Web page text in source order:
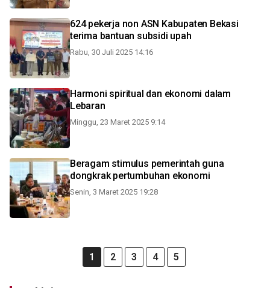
624 pekerja non ASN Kabupaten Bekasi
terima bantuan subsidi upah
Rabu, 30 Juli 2025 14:16
Harmoni spiritual dan ekonomi dalam
Lebaran
Minggu, 23 Maret 2025 9:14
Beragam stimulus pemerintah guna
dongkrak pertumbuhan ekonomi
Senin, 3 Maret 2025 19:28
1 2 3 4 5